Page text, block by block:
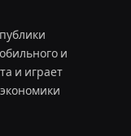
и
и играет